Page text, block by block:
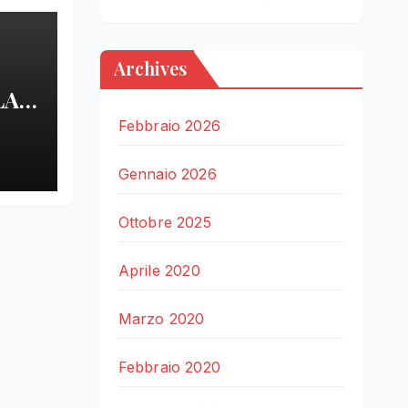
Archives
Febbraio 2026
Gennaio 2026
Ottobre 2025
Aprile 2020
Marzo 2020
Febbraio 2020